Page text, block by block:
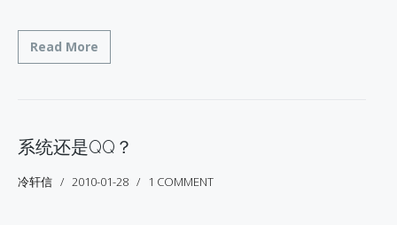
Read More
系统还是QQ？
冷轩信 2010-01-28 1 COMMENT